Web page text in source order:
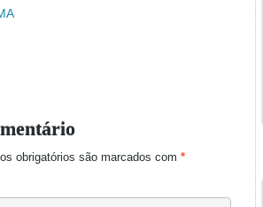
obrigatórios são marcados com *